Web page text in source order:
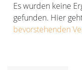
Hinweis
Es wurden keine
gefunden. Hier
bevorstehenden